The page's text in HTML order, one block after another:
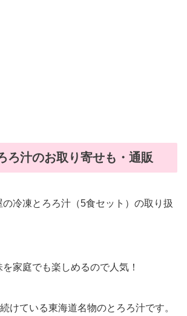
ろ汁のお取り寄せも・通販
冷凍とろろ汁（5食セット）の取り扱
家庭でも楽しめるので人気！
けている東海道名物のとろろ汁です。